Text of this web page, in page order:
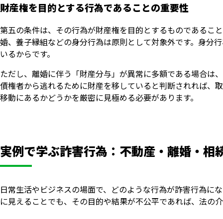
財産権を目的とする行為であることの重要性
第五の条件は、その行為が財産権を目的とするものであるこ
婚、養子縁組などの身分行為は原則として対象外です。身分
いるからです。
ただし、離婚に伴う「財産分与」が異常に多額である場合は
債権者から逃れるために財産を移していると判断されれば、
移動にあるかどうかを厳密に見極める必要があります。
実例で学ぶ詐害行為：不動産・離婚・相
日常生活やビジネスの場面で、どのような行為が詐害行為に
に見えることでも、その目的や結果が不公平であれば、法の